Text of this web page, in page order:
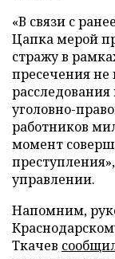
«В связи с
Цапка мерой
стражу в
пресечения не
уголовно-
работников
момент
управлении.
Напомним,
Ткачев